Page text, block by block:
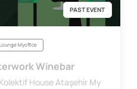
PAST EVENT
Myoffice
Winebar
House Ataşehir My